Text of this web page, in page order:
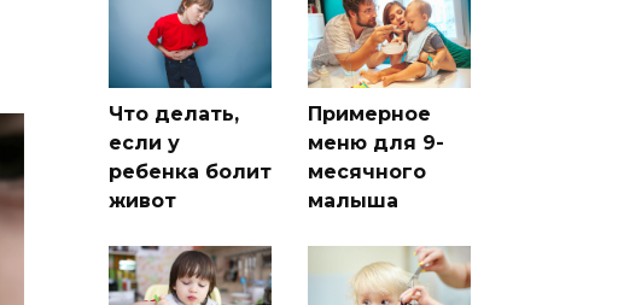
Что делать,
если у
ребенка болит
живот
Примерное
меню для 9-
месячного
малыша